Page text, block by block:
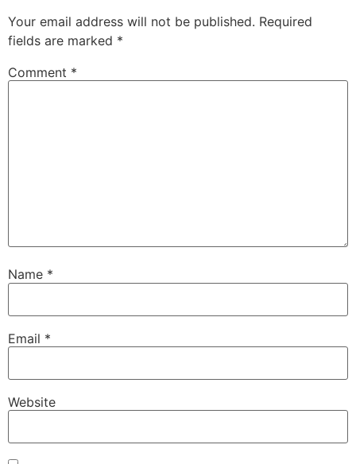
Your email address will not be published. Required
fields are marked *
Comment *
Name *
Email *
Website